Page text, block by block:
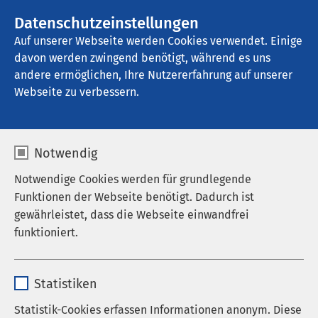
Datenschutzeinstellungen
Auf unserer Webseite werden Cookies verwendet. Einige
davon werden zwingend benötigt, während es uns
andere ermöglichen, Ihre Nutzererfahrung auf unserer
Webseite zu verbessern.
Notwendig
Notwendige Cookies werden für grundlegende
Funktionen der Webseite benötigt. Dadurch ist
gewährleistet, dass die Webseite einwandfrei
funktioniert.
Anbieter sgalinski
Statistiken
Statistik-Cookies erfassen Informationen anonym. Diese
Kindertagesstätte "Morgenstern"